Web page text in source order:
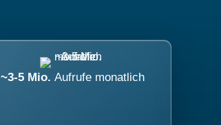
~3-5 Mio.Aufrufe monatlich